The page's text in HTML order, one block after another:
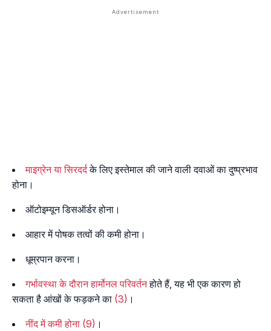
माइग्रेन या सिरदर्दके लिए इस्तेमाल की जाने वाली दवाओं का दुष्प्रभाव
होना।
ऑटोइम्यून डिसऑर्डर होना।
आहार में पोषक तत्वों की कमी होना।
धूम्रपान करना।
गर्भावस्था के दौरान हार्मोनल परिवर्तनहोते हैं, यह भी एक कारण हो
सकता है आंखों के फड़कने का (3) ।
नींद में कमी होना (9) ।